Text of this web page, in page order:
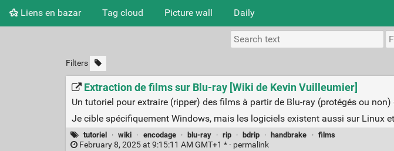
Liens en bazar Tag cloud Picture wall Daily
Filters
Extraction de films sur Blu-ray [Wiki de Kevin Vuilleumier]
Un tutoriel pour extraire (ripper) des films à partir de Blu-ray (protégés ou
Je cible spécifiquement Windows, mais les logiciels existent aussi sur Linux
tutoriel · wiki · encodage · blu-ray · rip · bdrip · handbrake · films
February 8, 2025 at 9:15:11 AM GMT+1 * · permalink